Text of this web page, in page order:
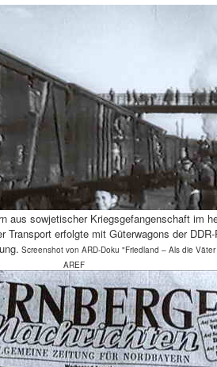
aus sowjetischer Kriegsgefangenschaft im
Transport erfolgte mit Güterwagons der
Screenshot von ARD-Doku "Friedland – Als die
AREF